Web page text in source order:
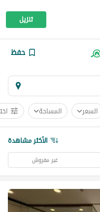
تنزيل
حفظ
السعر المساحة
الأكثر مشاهدة
غير مفروش